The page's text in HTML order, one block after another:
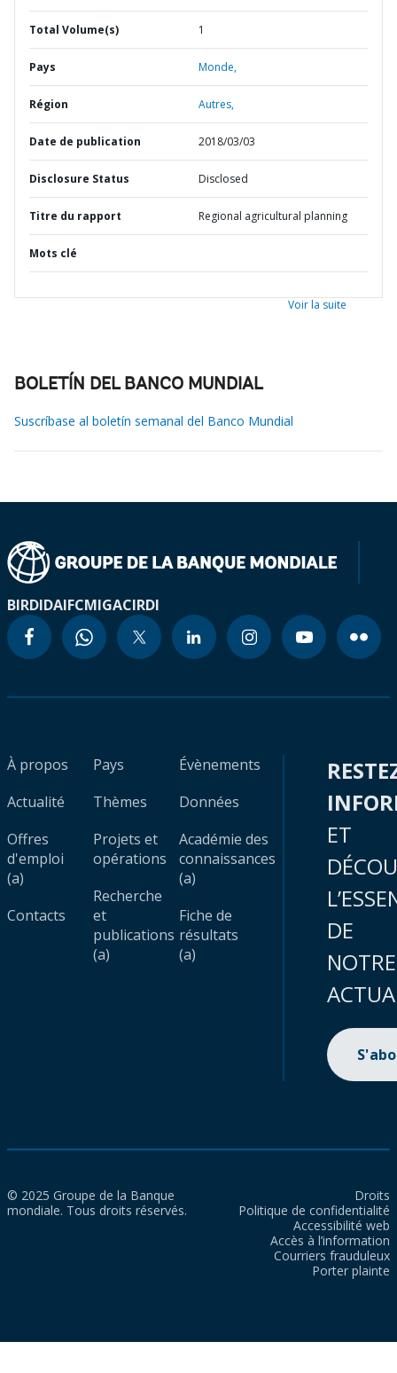
Total Volume(s) 1
Pays Monde,
Région Autres,
Date de publication 2018/03/03
Disclosure Status Disclosed
Titre du rapport Regional agricultural planning
Mots clé
Voir la suite
BOLETÍN DEL BANCO MUNDIAL
Suscríbase al boletín semanal del Banco Mundial
BIRDIDAIFCMIGACIRDI
À propos
Actualité
Offres
d'emploi
(a)
Contacts
Pays
Thèmes
Projets et
opérations
Recherche
et
publications
(a)
Évènements
Données
Académie des
connaissances
(a)
Fiche de
résultats
(a)
ET
DE
NOTRE
© 2025 Groupe de la Banque
mondiale. Tous droits réservés.
Droits
Politique de confidentialité
Accessibilité web
Accès à l’information
Courriers frauduleux
Porter plainte